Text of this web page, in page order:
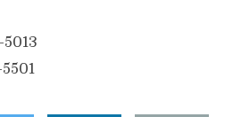
5013